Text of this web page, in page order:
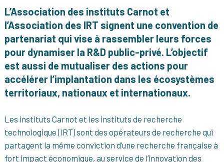
L’Association des instituts Carnot et
l’Association des IRT signent une convention de
partenariat qui vise à rassembler leurs forces
pour dynamiser la R&D public-privé. L’objectif
est aussi de mutualiser des actions pour
accélérer l’implantation dans les écosystèmes
territoriaux, nationaux et internationaux.
Les instituts Carnot et les instituts de recherche
technologique (IRT) sont des opérateurs de recherche qui
partagent la même conviction d’une recherche française à
fort impact économique, au service de l’innovation des